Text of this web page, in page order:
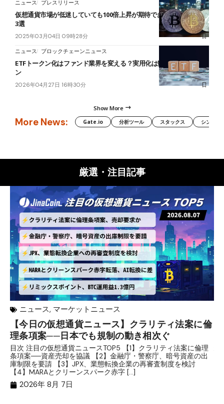
ニュース プレスリリース
仮想通貨市場が低迷していても100倍上昇が期待できるアルトコイン
3選
2025年03月04日 09時28分
ニュース ブロックチェーンニュース
ETFトークン化はファンド業界を変える？実用化は数年先＝JPモルガ
ン
2026年04月27日 16時30分
Show More
More News: Gate.io 分析ツール スタックス シンボル
厳選・注目記事
ニュース, マーケットニュース
【今日の仮想通貨ニュース】クラリティ法案に倫
理条項案──日本でも規制の動き相次ぐ
目次 注目の仮想通貨ニュースTOP5 【1】クラリティ法案に倫理
条項案──資産売却を協議 【2】金融庁・警察庁、暗号資産の出
庫制限を要請 【3】JPX、業態転換企業の再審査制度を検討
【4】MARAとクリーンスパーク赤字 […]
2026年 8月 7日